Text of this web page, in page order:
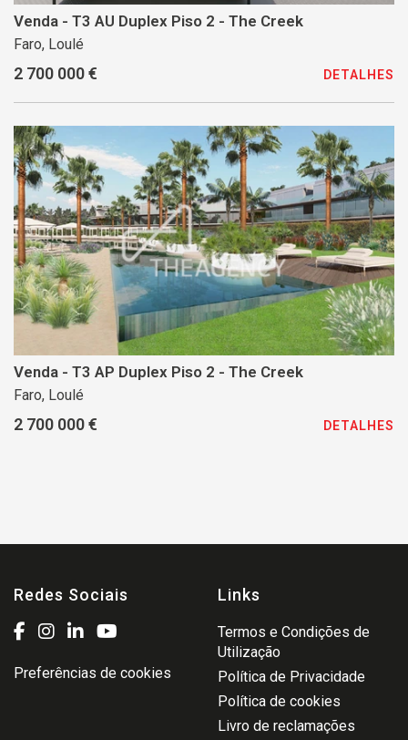
Venda - T3 AU Duplex Piso 2 - The Creek
Faro, Loulé
2 700 000 € DETALHES
Venda - T3 AP Duplex Piso 2 - The Creek
Faro, Loulé
2 700 000 € DETALHES
Redes Sociais
Preferências de cookies
Links
Termos e Condições de
Utilização
Política de Privacidade
Política de cookies
Livro de reclamações